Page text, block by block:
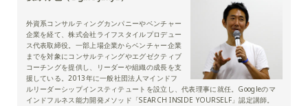
外資系コンサルティングカンパニーやベンチャー
企業を経て、株式会社ライフスタイルプロデュー
ス代表取締役。一部上場企業からベンチャー企業
までを対象にコンサルティングやエグゼクティブ
コーチングを提供し、リーダーや組織の成長を支
援している。2013年に一般社団法人マインドフ
ルリーダーシップインスティテュートを設立し、代表理事に就任。Googleのマ
インドフルネス能力開発メソッド「SEARCHINSIDE YOURSELF」認定講師。